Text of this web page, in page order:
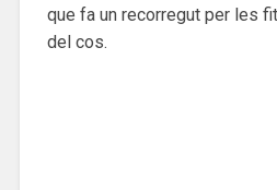
que fa un recorregut per les
del cos.